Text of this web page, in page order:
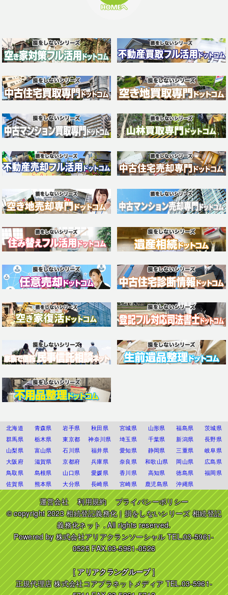
北海道 青森県 岩手県 秋田県 宮城県 山形県 福島県
茨城県
群馬県
栃木県 東京都 神奈川県 埼玉県 千葉県 新潟県
長野県
山梨県
富山県 石川県 福井県 愛知県 静岡県 三重県
岐阜県
大阪府
滋賀県 京都府 兵庫県 奈良県 和歌山県 岡山県
広島県
鳥取県
島根県 山口県 愛媛県 香川県 高知県 徳島県
福岡県
佐賀県
熊本県 大分県 長崎県 宮崎県 鹿児島県 沖縄県
運営会社 利用規約
プライバシーポリシー
© copyright 2023相続登記義務化｜損をしないシリーズ 相続登記
義務化ネット. All rights reserved.
Powered by株式会社アリアクランソーシャルTEL.03-5961-
0525 FAX.03-5961-0526
[アリアクラングループ]
正規代理店株式会社コアプラネットメディアTEL.03-5961-